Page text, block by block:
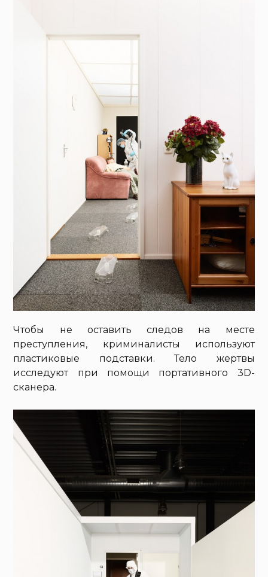
Чтобы не оставить следов на месте
преступления, криминалисты используют
пластиковые подставки. Тело жертвы
исследуют при помощи портативного 3D-
сканера.